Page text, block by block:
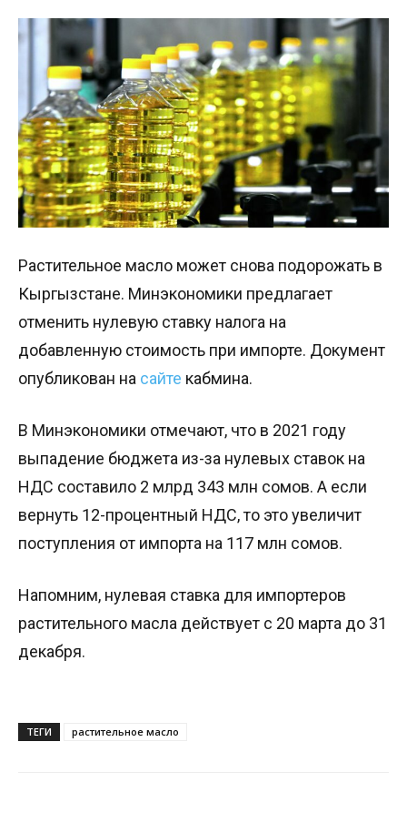
Растительное масло может снова подорожать в
Кыргызстане. Минэкономики предлагает
отменить нулевую ставку налога на
добавленную стоимость при импорте. Документ
опубликован на сайте кабмина.
В Минэкономики отмечают, что в 2021 году
выпадение бюджета из-за нулевых ставок на
НДС составило 2 млрд 343 млн сомов. А если
вернуть 12-процентный НДС, то это увеличит
поступления от импорта на 117 млн сомов.
Напомним, нулевая ставка для импортеров
растительного масла действует с 20 марта до 31
декабря.
ТЕГИ растительное масло